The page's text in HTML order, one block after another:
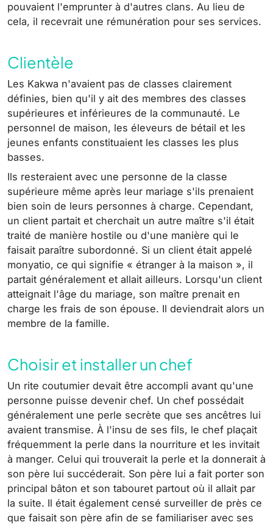
pouvaient l'emprunter à d'autres clans. Au lieu de
cela, il recevrait une rémunération pour ses services.
Clientèle
Les Kakwa n'avaient pas de classes clairement
définies, bien qu'il y ait des membres des classes
supérieures et inférieures de la communauté. Le
personnel de maison, les éleveurs de bétail et les
jeunes enfants constituaient les classes les plus
basses.
Ils resteraient avec une personne de la classe
supérieure même après leur mariage s'ils prenaient
bien soin de leurs personnes à charge. Cependant,
un client partait et cherchait un autre maître s'il était
traité de manière hostile ou d'une manière qui le
faisait paraître subordonné. Si un client était appelé
monyatio, ce qui signifie « étranger à la maison », il
partait généralement et allait ailleurs. Lorsqu'un client
atteignait l'âge du mariage, son maître prenait en
charge les frais de son épouse. Il deviendrait alors un
membre de la famille.
Choisir et installer un chef
Un rite coutumier devait être accompli avant qu'une
personne puisse devenir chef. Un chef possédait
généralement une perle secrète que ses ancêtres lui
avaient transmise. À l'insu de ses fils, le chef plaçait
fréquemment la perle dans la nourriture et les invitait
à manger. Celui qui trouverait la perle et la donnerait à
son père lui succéderait. Son père lui a fait porter son
principal bâton et son tabouret partout où il allait par
la suite. Il était également censé surveiller de près ce
que faisait son père afin de se familiariser avec ses